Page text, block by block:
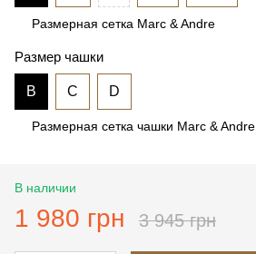
Размерная сетка Marc & Andre
Размер чашки
B C D
Размерная сетка чашки Marc & Andre
В наличии
1 980 грн 3 945 грн